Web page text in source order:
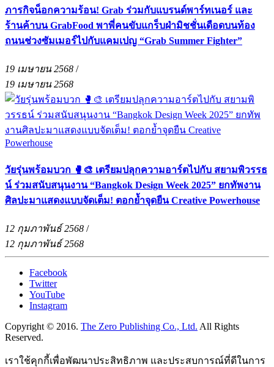
ภารกิจน็อกความร้อน! Grab ร่วมกับแบรนด์พาร์ทเนอร์ และ
ร้านค้าบน GrabFood พาพี่คนขับแกร็บฝ่ามิชชั่นเดือดบนท้อง
ถนนช่วงซัมเมอร์ไปกับแคมเปญ “Grab Summer Fighter”
19 เมษายน 2568 /
19 เมษายน 2568
วัยรุ่นพร้อมบวก 🥊🎨 เตรียมปลุกความอาร์ตไปกับ สยามพิวรรธ
น์ ร่วมสนับสนุนงาน “Bangkok Design Week 2025” ยกทัพงาน
ศิลปะมาแสดงแบบจัดเต็ม! ตอกย้ำจุดยืน Creative Powerhouse
12 กุมภาพันธ์ 2568 /
12 กุมภาพันธ์ 2568
Facebook
Twitter
YouTube
Instagram
Copyright © 2016. The Zero Publishing Co., Ltd. All Rights
Reserved.
เราใช้คุกกี้เพื่อพัฒนาประสิทธิภาพ และประสบการณ์ที่ดีในการ